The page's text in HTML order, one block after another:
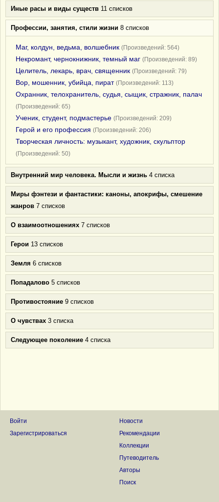
Иные расы и виды существ 11 списков
Профессии, занятия, стили жизни 8 списков
Маг, колдун, ведьма, волшебник (Произведений: 564)
Некромант, чернокнижник, темный маг (Произведений: 89)
Целитель, лекарь, врач, священник (Произведений: 79)
Вор, мошенник, убийца, пират (Произведений: 113)
Охранник, телохранитель, судья, сыщик, стражник, палач
(Произведений: 65)
Ученик, студент, подмастерье (Произведений: 209)
Герой и его профессия (Произведений: 206)
Творческая личность: музыкант, художник, скульптор
(Произведений: 50)
Внутренний мир человека. Мысли и жизнь 4 списка
Миры фэнтези и фантастики: каноны, апокрифы, смешение
жанров 7 списков
О взаимоотношениях 7 списков
Герои 13 списков
Земля 6 списков
Попадалово 5 списков
Противостояние 9 списков
О чувствах 3 списка
Следующее поколение 4 списка
Войти
Зарегистрироваться
Новости
Рекомендации
Коллекции
Путеводитель
Авторы
Поиск